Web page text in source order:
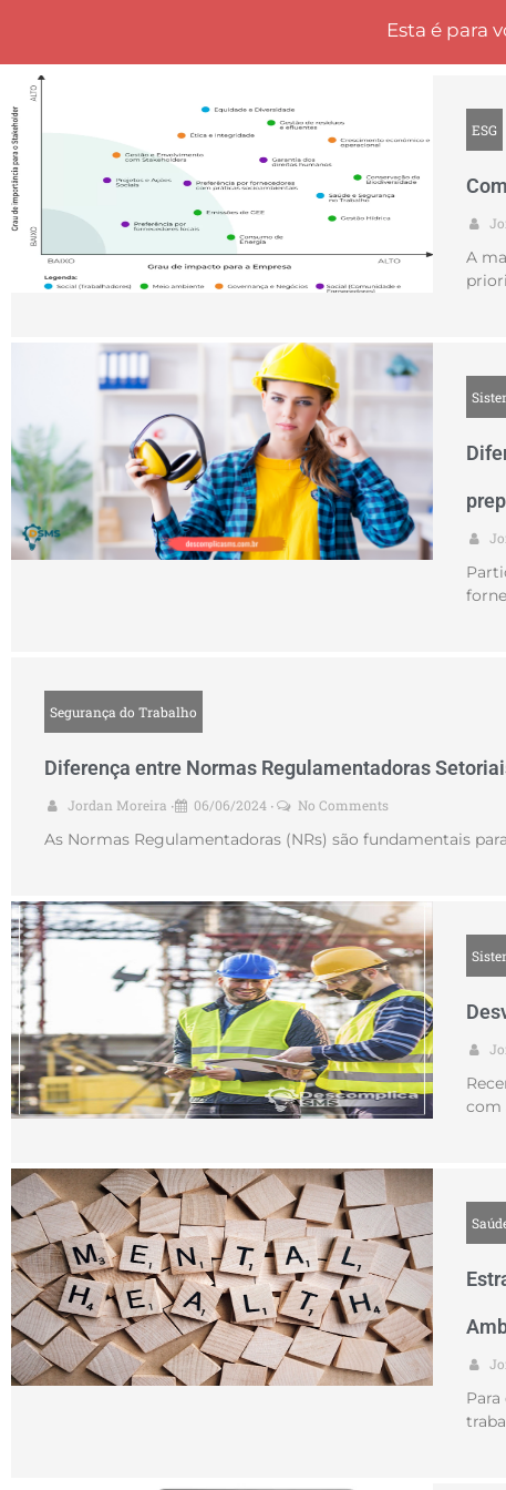
Esta é para
ESG
A
Segurança do Trabalho
Diferença entre Normas Regulamentadoras
Jordan Moreira • 06/06/2024 • No Comments
As Normas Regulamentadoras (NRs) são fundamentais
com